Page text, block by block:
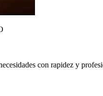
con rapidez y